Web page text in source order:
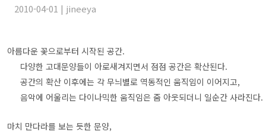
2010-04-01 | jineeya
아름다운 꽃으로부터 시작된 공간.
다양한 고대문양들이 아로새겨지면서 점점 공간은 확산된다.
공간의 확산 이후에는 각 무늬별로 역동적인 움직임이 이어지고,
음악에 어울리는 다이나믹한 움직임은 줌 아웃되더니 일순간 사라진다.
마치 만다라를 보는 듯한 문양,